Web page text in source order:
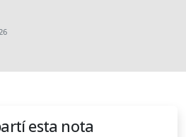
esta nota